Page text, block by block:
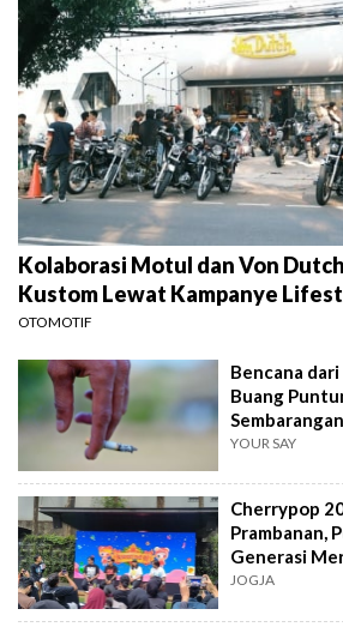
Kolaborasi Motul dan Von
Kustom Lewat Kampanye
OTOMOTIF
Bencana dari
Buang
YOUR SAY
Cherrypop
Prambanan,
Generasi
Musik
JOGJA